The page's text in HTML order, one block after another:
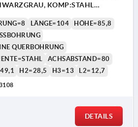
KOMP:STAHL
LÄNGE=104
HÖHE=85,8
QUERBOHRUNG
ACHSABSTAND=80
H2=28,5 H3=13 L2=12,7
DETAILS